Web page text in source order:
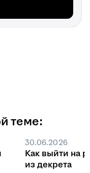
теме:
30.06.2026
Как выйти на
из декрета